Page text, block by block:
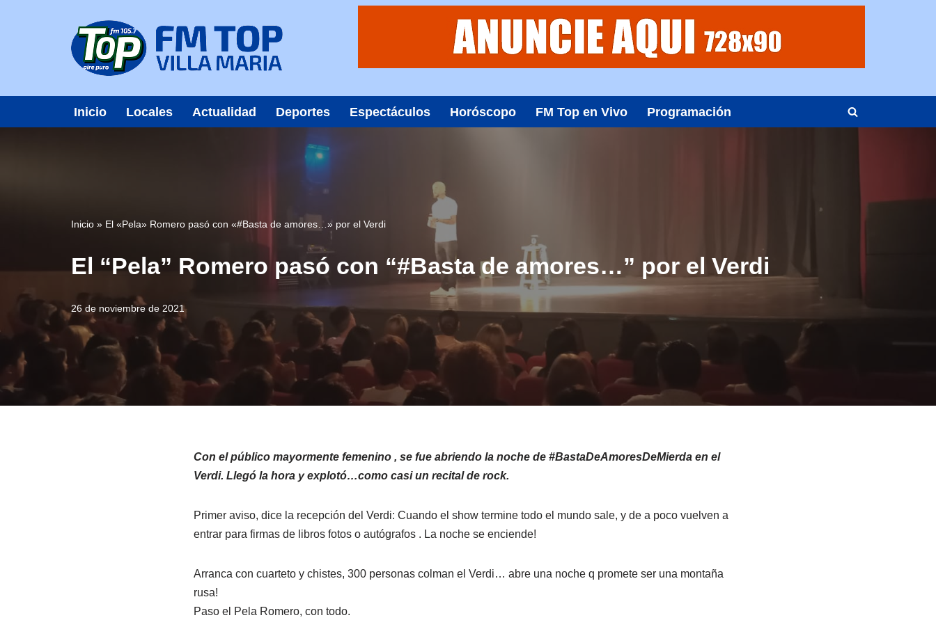
Inicio Locales Actualidad Deportes Espectáculos Horóscopo FM Top en Vivo Programación
Inicio » El «Pela» Romero pasó con «#Basta de amores…» por el Verdi
El “Pela” Romero pasó con “#Basta de amores…” por el Verdi
26 de noviembre de 2021
Con el público mayormente femenino , se fue abriendo la noche de #BastaDeAmoresDeMierda en el
Verdi. Llegó la hora y explotó…como casi un recital de rock.
Primer aviso, dice la recepción del Verdi: Cuando el show termine todo el mundo sale, y de a poco vuelven a
entrar para firmas de libros fotos o autógrafos . La noche se enciende!
Arranca con cuarteto y chistes, 300 personas colman el Verdi… abre una noche q promete ser una montaña
rusa!
Paso el Pela Romero, con todo.